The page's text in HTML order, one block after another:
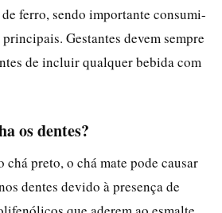
ferro, sendo importante consumi-
Gestantes devem sempre
de incluir qualquer bebida com
os dentes?
chá preto, o chá mate pode causar
dentes devido à presença de